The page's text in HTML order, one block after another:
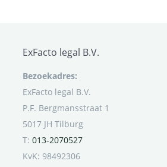
ExFacto legal B.V.
Bezoekadres:
ExFacto legal B.V.
P.F. Bergmansstraat 1
5017 JH Tilburg
T: 013-2070527
KvK: 98492306